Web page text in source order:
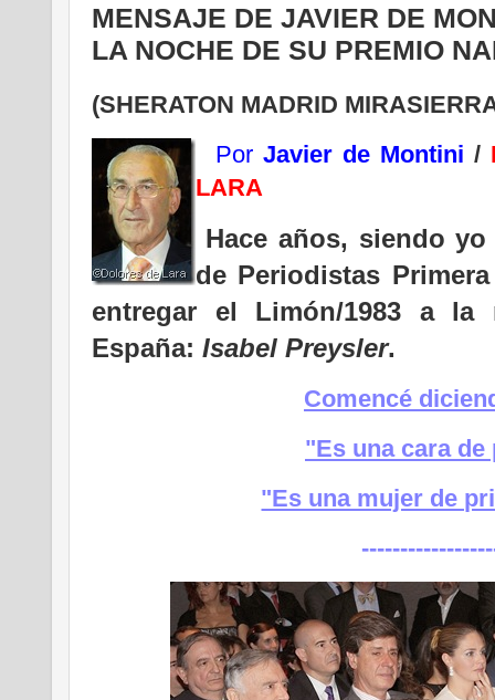
MENSAJE DE JAVIER DE
LA NOCHE DE SU PREMIO
(SHERATON MADRID
Por Javier de Montini /
LARA
Hace años, siendo
de Periodistas
entregar el Limón/1983 a la
España: Isabel Preysler.
Comencé
"Es una cara de
"Es una mujer de